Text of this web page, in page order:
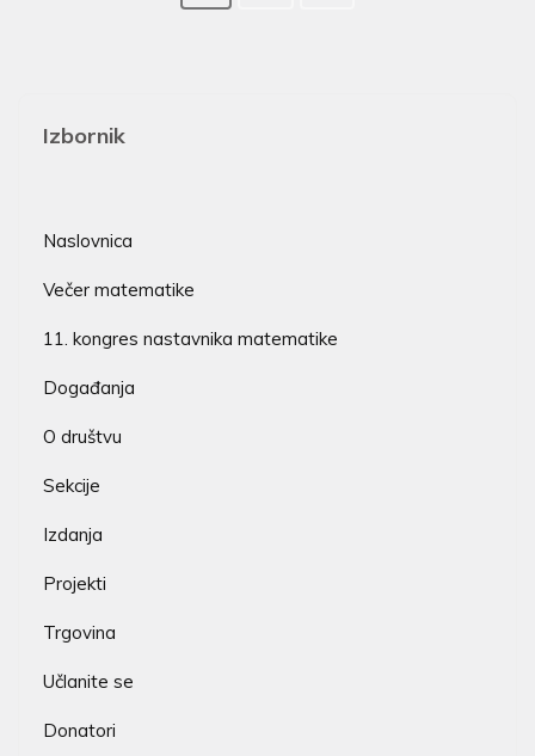
Izbornik
Naslovnica
Večer matematike
11. kongres nastavnika matematike
Događanja
O društvu
Sekcije
Izdanja
Projekti
Trgovina
Učlanite se
Donatori